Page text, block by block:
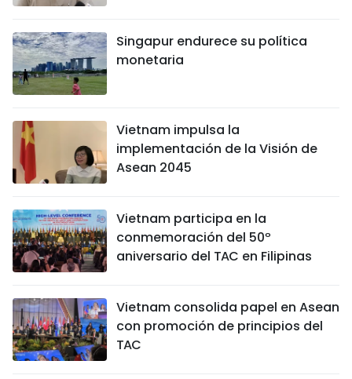
Singapur endurece su política
monetaria
Vietnam impulsa la
implementación de la Visión de
Asean 2045
Vietnam participa en la
conmemoración del 50º
aniversario del TAC en Filipinas
Vietnam consolida papel en Asean
con promoción de principios del
TAC